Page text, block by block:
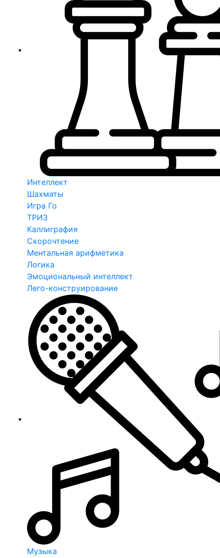
Интеллект
Шахматы
Игра Го
ТРИЗ
Каллиграфия
Скорочтение
Ментальная арифметика
Логика
Эмоциональный интеллект
Лего-конструирование
Музыка